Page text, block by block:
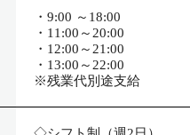
・9:00 ～18:00
・11:00～20:00
・12:00～21:00
・13:00～22:00
※残業代別途支給